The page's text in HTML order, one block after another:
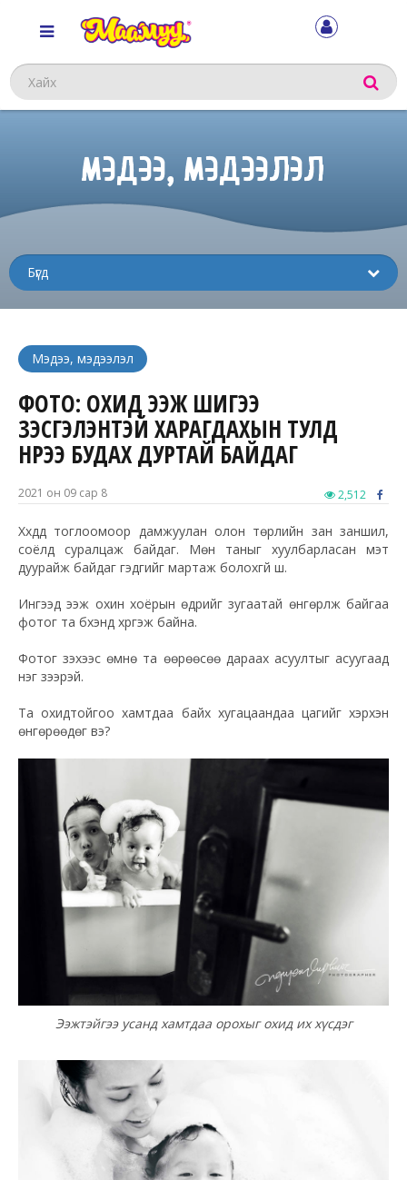
Хайх
МЭДЭЭ, МЭДЭЭЛЭЛ
Мэдээ, мэдээлэл
ФОТО: ОХИД ЭЭЖ ШИГЭЭ
ҮЗЭСГЭЛЭНТЭЙ ХАРАГДАХЫН ТУЛД
НҮҮРЭЭ БУДАХ ДУРТАЙ БАЙДАГ
2021 он 09 сар 8 2,512
Хүүхдүүд тоглоомоор дамжуулан олон төрлийн зан заншил,
соёлд суралцаж байдаг. Мөн таныг хуулбарласан мэт
дуурайж байдаг гэдгийг мартаж болохгүй шүү.
Ингээд ээж охин хоёрын өдрийг зугаатай өнгөрүүлж байгаа
фотог та бүхэнд хүргэж байна.
Фотог үзэхээс өмнө та өөрөөсөө дараах асуултыг асуугаад
нэг үзээрэй.
Та охидтойгоо хамтдаа байх хугацаандаа цагийг хэрхэн
өнгөрөөдөг вэ?
Ээжтэйгээ усанд хамтдаа орохыг охид их хүсдэг